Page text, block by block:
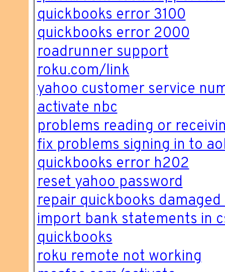
quickbooks error 3100
quickbooks error 2000
roadrunner support
roku.com/link
yahoo customer service
activate nbc
problems reading or
fix problems signing in to
quickbooks error h202
reset yahoo password
repair quickbooks
import bank statements in
quickbooks
roku remote not working